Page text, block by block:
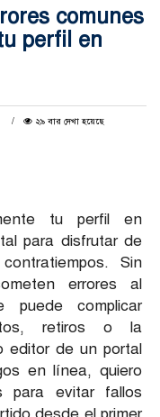
comunes
perfil en
২৯ বার দেখা হয়েছে
tu perfil en
para disfrutar de
Sin
errores al
complicar
retiros o la
editor de un portal
en línea, quiero
para evitar fallos